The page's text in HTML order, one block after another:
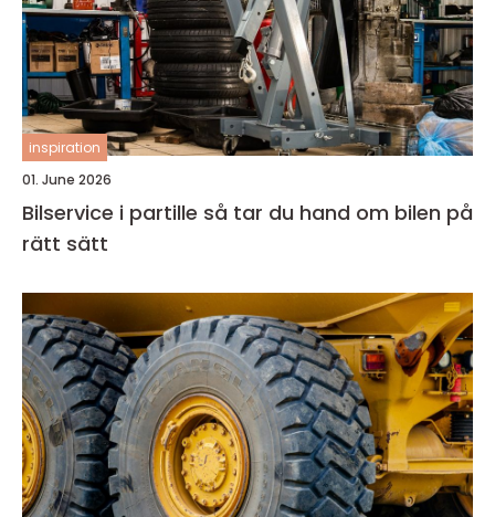
inspiration
01. June 2026
Bilservice i partille så tar du hand om bilen på
rätt sätt